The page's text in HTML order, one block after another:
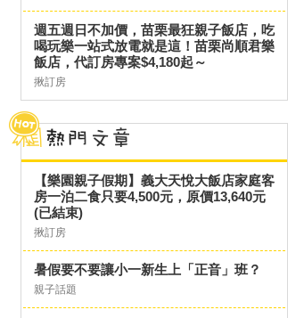
週五週日不加價，苗栗最狂親子飯店，吃
喝玩樂一站式放電就是這！苗栗尚順君樂
飯店，代訂房專案$4,180起～
揪訂房
【樂園親子假期】義大天悅大飯店家庭客
房一泊二食只要4,500元，原價13,640元
(已結束)
揪訂房
暑假要不要讓小一新生上「正音」班？
親子話題